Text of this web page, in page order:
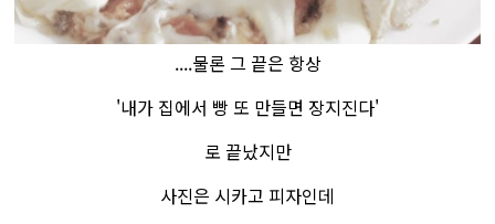
....물론 그 끝은 항상
'내가 집에서 빵 또 만들면 장지진다'
로 끝났지만
​사진은 시카고 피자인데